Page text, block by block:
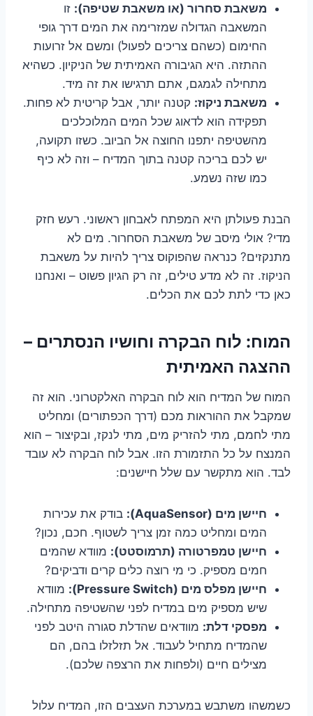
משאבת סחרור (או משאבת שטיפה): זו
המשאבה הגדולה שמזרימה את המים דרך גופי
החימום (כשהם צריכים לפעול) ומשם אל זרועות
ההתזה. היא הגיבורה האמיתית של הניקיון. כשהיא
מתחילה לגמגם, אתם תרגישו את זה מיד.
משאבת ניקוז: קטנה יותר, אבל קריטית לא פחות.
תפקידה הוא לדאוג שכל המים המלוכלכים
מהשטיפה יתפנו החוצה אל הביוב. כשזו תקועה,
יש לכם בריכה קטנה בתוך המדיח – וזה לא כיף
כמו שזה נשמע.
הבנת פעולתן היא המפתח לאבחון ראשוני. רעש חזק
מדי? אולי מיסב של משאבת הסחרור. מים לא
מתנקזים? כנראה שהפוקוס צריך להיות על משאבת
הניקוז. זה לא מדע טילים, זה רק הגיון פשוט – ואנחנו
כאן כדי לתת לכם את הכלים.
המוח: לוח הבקרה וחושיו הנסתרים –
ההצגה האמיתית
המוח של המדיח הוא לוח הבקרה האלקטרוני. הוא זה
שמקבל את ההוראות מכם (דרך הכפתורים) ומחליט
מתי לחמם, מתי להזריק מים, מתי לנקז, ובקיצור – הוא
המנצח על כל התזמורת הזו. אבל לוח הבקרה לא עובד
לבד. הוא מתקשר עם שלל חיישנים:
חיישן מים (AquaSensor):
בודק את עכירות
המים ומחליט כמה זמן צריך לשטוף. חכם, נכון?
חיישן טמפרטורה (תרמוסטט): מוודא שהמים
חמים מספיק. כי מי רוצה כלים קרים ודביקים?
חיישן מפלס מים (Pressure Switch):
מוודא
שיש מספיק מים במדיח לפני שהשטיפה מתחילה.
מפסקי דלת: מוודאים שהדלת סגורה היטב לפני
שהמדיח מתחיל לעבוד. אל תזלזלו בהם, הם
מצילים חיים (ולפחות את הרצפה שלכם).
כשמשהו משתבש במערכת העצבים הזו, המדיח עלול